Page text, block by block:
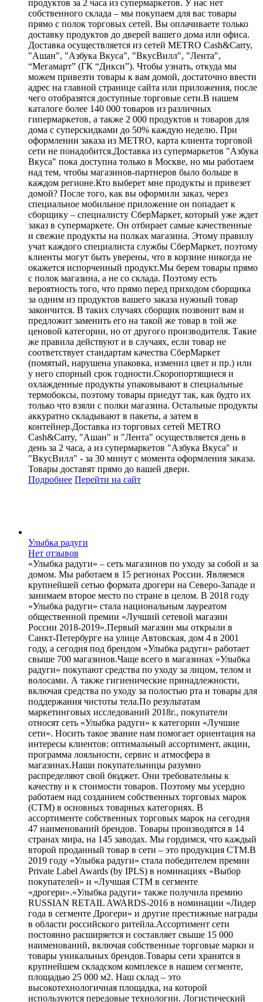
продуктов за 2 часа из супермаркетов. У нас нет
собственного склада – мы покупаем для вас товары
прямо с полок торговых сетей. Вы оплачиваете только
доставку продуктов до дверей вашего дома или офиса.
Доставка осуществляется из сетей METRO Cash&Carry,
"Ашан", "Азбука Вкуса", "ВкусВилл", "Лента",
“Мегамарт” (ГК “Дикси”). Чтобы узнать, откуда мы
можем привезти товары к вам домой, достаточно ввести
адрес на главной странице сайта или приложения, после
чего отобразятся доступные торговые сети.В нашем
каталоге более 140 000 товаров из различных
гипермаркетов, а также 2 000 продуктов и товаров для
дома с суперскидками до 50% каждую неделю. При
оформлении заказа из METRO, карта клиента торговой
сети не понадобится.Доставка из супермаркетов "Азбука
Вкуса" пока доступна только в Москве, но мы работаем
над тем, чтобы магазинов-партнеров было больше в
каждом регионе.Кто выберет мне продукты и привезет
домой? После того, как вы оформили заказ, через
специальное мобильное приложение он попадает к
сборщику – специалисту СберМаркет, который уже ждет
заказ в супермаркете. Он отбирает самые качественные
и свежие продукты на полках магазина. Этому правилу
учат каждого специалиста службы СберМаркет, поэтому
клиенты могут быть уверены, что в корзине никогда не
окажется испорченный продукт.Мы берем товары прямо
с полок магазина, а не со склада. Поэтому есть
вероятность того, что прямо перед приходом сборщика
за одним из продуктов вашего заказа нужный товар
закончится. В таких случаях сборщик позвонит вам и
предложит заменить его на такой же товар в той же
ценовой категории, но от другого производителя. Такие
же правила действуют и в случаях, если товар не
соответствует стандартам качества СберМаркет
(помятый, нарушена упаковка, изменил цвет и пр.) или
у него спорный срок годности.Скоропортящиеся и
охлажденные продукты упаковывают в специальные
термобоксы, поэтому товары приедут так, как будто их
только что взяли с полки магазина. Остальные продукты
аккуратно складывают в пакеты, а затем в
контейнер.Доставка из торговых сетей METRO
Cash&Carry, "Ашан" и "Лента" осуществляется день в
день за 2 часа, а из супермаркетов "Азбука Вкуса" и
"ВкусВилл" - за 30 минут с момента оформления заказа.
Товары доставят прямо до вашей двери.
Подробнее Перейти на сайт
Улыбка радуги
Нет отзывов
«Улыбка радуги» – сеть магазинов по уходу за собой и за
домом. Мы работаем в 15 регионах России. Являемся
крупнейшей сетью формата дрогери на Северо-Западе и
занимаем второе место по стране в целом. В 2018 году
«Улыбка радуги» стала национальным лауреатом
общественной премии «Лучший сетевой магазин
России 2018-2019».Первый магазин мы открыли в
Санкт-Петербурге на улице Автовская, дом 4 в 2001
году, а сегодня под брендом «Улыбка радуги» работает
свыше 700 магазинов.Чаще всего в магазинах «Улыбка
радуги» покупают средства по уходу за лицом, телом и
волосами. А также гигиенические принадлежности,
включая средства по уходу за полостью рта и товары для
поддержания чистоты тела.По результатам
маркетинговых исследований 2018г., покупатели
относят сеть «Улыбка радуги» к категории «Лучшие
сети». Носить такое звание нам помогает ориентация на
интересы клиентов: оптимальный ассортимент, акции,
программа лояльности, сервис и атмосфера в
магазинах.Наши покупательницы разумно
распределяют свой бюджет. Они требовательны к
качеству и к стоимости товаров. Поэтому мы усердно
работаем над созданием собственных торговых марок
(СТМ) в основных товарных категориях. В
ассортименте собственных торговых марок на сегодня
47 наименований брендов. Товары производятся в 14
странах мира, на 145 заводах. Мы гордимся, что каждый
второй проданный товар в сети – это продукция СТМ.В
2019 году «Улыбка радуги» стала победителем премии
Private Label Awards (by IPLS) в номинациях «Выбор
покупателей» и «Лучшая СТМ в сегменте
«дрогери».«Улыбка радуги» также получила премию
RUSSIAN RETAIL AWARDS-2016 в номинации «Лидер
года в сегменте Дрогери» и другие престижные награды
в области российского ритейла.Ассортимент сети
постоянно расширяется и составляет свыше 15 000
наименований, включая собственные торговые марки и
товары уникальных брендов.Товары сети хранятся в
крупнейшем складском комплексе в нашем сегменте,
площадью 25 000 м2. Наш склад – это
высокотехнологичная площадка, на которой
используются передовые технологии. Логистический